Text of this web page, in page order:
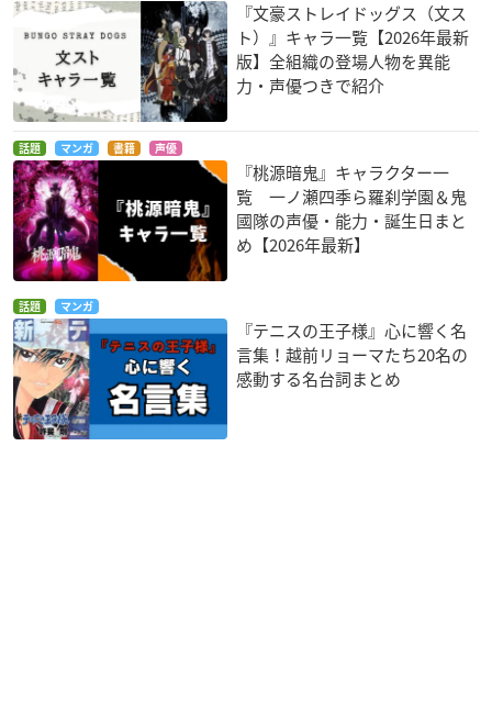
『文豪ストレイドッグス（文ス
ト）』キャラ一覧【2026年最新
版】全組織の登場人物を異能
力・声優つきで紹介
話題 マンガ 書籍 声優
『桃源暗鬼』キャラクター一
覧 一ノ瀬四季ら羅刹学園＆鬼
國隊の声優・能力・誕生日まと
め【2026年最新】
話題 マンガ
『テニスの王子様』心に響く名
言集！越前リョーマたち20名の
感動する名台詞まとめ